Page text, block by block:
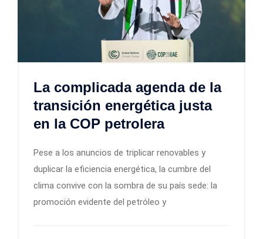
La complicada agenda de la
transición energética justa
en la COP petrolera
Pese a los anuncios de triplicar renovables y
duplicar la eficiencia energética, la cumbre del
clima convive con la sombra de su país sede: la
promoción evidente del petróleo y